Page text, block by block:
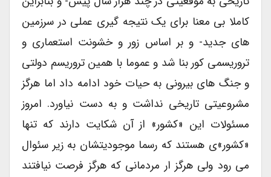
کاملا بی معنا برای یک نتیجه گیری عملی در سرزمین
های جدید- و بر اساس زور و خشونت استعماری و
تروریسمی کور بنا شد و عموما با همین تروریسم دولتی
و جنگ های بیرونی به حیات خود ادامه داد اما هرگز
مشروعیتی تاریخی نداشت و به دست نیاورد. امروز
مسئولات این «کشور» از آن شکایت دارند که تنها
«کشور»ی هستند که رسما موجودیتشان به زیر سئوال
می رود ولی هرگز ار مردمانی که هرگز فرصت نیافتند